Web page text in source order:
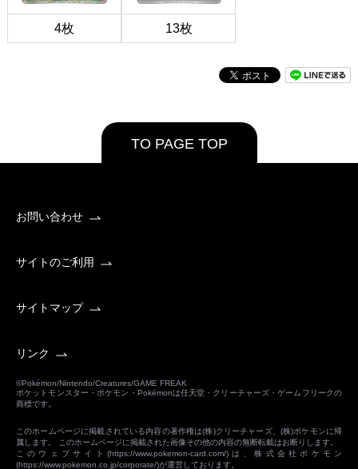
4枚 13枚
TO PAGE TOP
お問い合わせ
サイトのご利用
サイトマップ
リンク
©Pokémon/Nintendo/Creatures/GAME FREAK
ポケットモンスター・ポケモン・Pokémonは任天堂・クリーチャーズ・ゲームフリークの
商標です。
このホームページに掲載されている内容の著作権は(株)クリーチャーズ、(株)ポケモンに帰
属します。 このホームページに掲載された画像その他の内容の無断転載はお断りします。
このウェブサイト(https://www.pokemon-card.com/)は、株式会社ポケモン
(https://www.pokemon.co.jp/corporate/)が運営しております。